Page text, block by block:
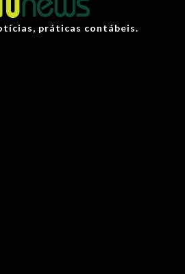
práticas contábeis.